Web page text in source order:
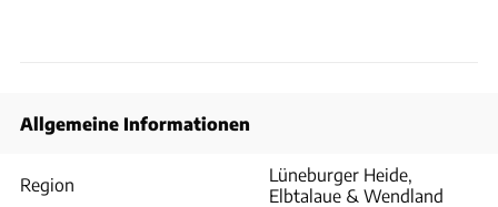
Allgemeine Informationen
Region
Lüneburger Heide,
Elbtalaue & Wendland